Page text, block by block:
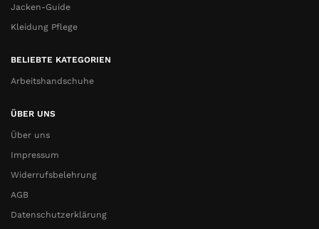
Jacken-Guide
Kleidung Pflege
BELIEBTE KATEGORIEN
Arbeitshandschuhe
ÜBER UNS
Über uns
Impressum
Widerrufsbelehrung
AGB
Datenschutzerklärung